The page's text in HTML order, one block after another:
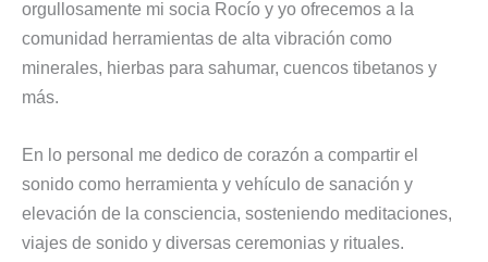
orgullosamente mi socia Rocío y yo ofrecemos a la
comunidad herramientas de alta vibración como
minerales, hierbas para sahumar, cuencos tibetanos y
más.
En lo personal me dedico de corazón a compartir el
sonido como herramienta y vehículo de sanación y
elevación de la consciencia, sosteniendo meditaciones,
viajes de sonido y diversas ceremonias y rituales.